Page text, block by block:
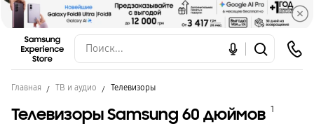
Главная ТВ и аудио Телевизоры
Телевизоры Samsung 60 дюймов 1